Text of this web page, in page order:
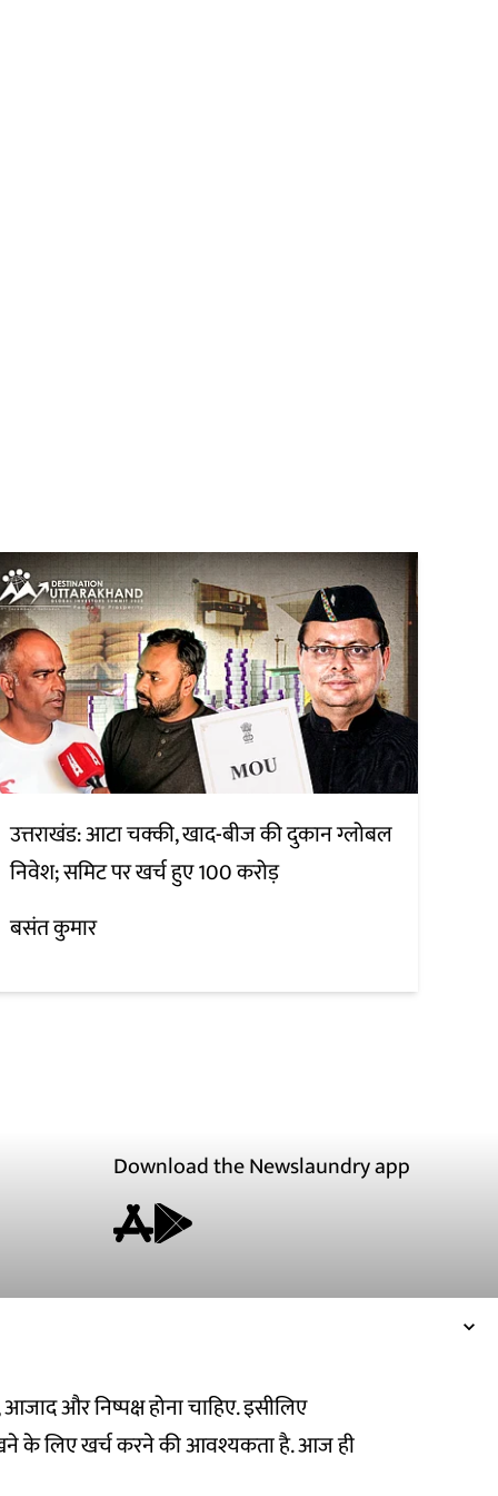
आजाद और निष्पक्ष होना चाहिए. इसीलिए
के लिए खर्च करने की आवश्यकता है. आज ही
उत्तराखंड: आटा चक्की, खाद-बीज की दुकान ग्लोबल
निवेश; समिट पर खर्च हुए 100 करोड़
बसंत कुमार
Download the Newslaundry app